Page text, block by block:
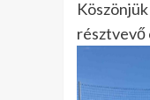
résztvevő